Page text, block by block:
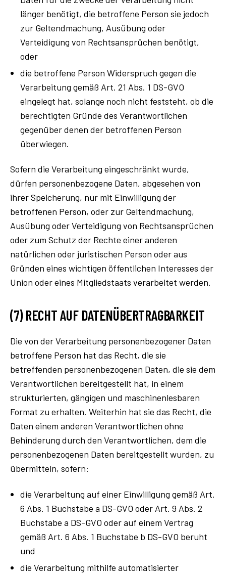
länger benötigt, die betroffene Person sie jedoch
zur Geltendmachung, Ausübung oder
Verteidigung von Rechtsansprüchen benötigt,
oder
die betroffene Person Widerspruch gegen die
Verarbeitung gemäß Art. 21 Abs. 1 DS-GVO
eingelegt hat, solange noch nicht feststeht, ob die
berechtigten Gründe des Verantwortlichen
gegenüber denen der betroffenen Person
überwiegen.
Sofern die Verarbeitung eingeschränkt wurde,
dürfen personenbezogene Daten, abgesehen von
ihrer Speicherung, nur mit Einwilligung der
betroffenen Person, oder zur Geltendmachung,
Ausübung oder Verteidigung von Rechtsansprüchen
oder zum Schutz der Rechte einer anderen
natürlichen oder juristischen Person oder aus
Gründen eines wichtigen öffentlichen Interesses der
Union oder eines Mitgliedstaats verarbeitet werden.
(7) RECHT AUF DATENÜBERTRAGBARKEIT
Die von der Verarbeitung personenbezogener Daten
betroffene Person hat das Recht, die sie
betreffenden personenbezogenen Daten, die sie dem
Verantwortlichen bereitgestellt hat, in einem
strukturierten, gängigen und maschinenlesbaren
Format zu erhalten. Weiterhin hat sie das Recht, die
Daten einem anderen Verantwortlichen ohne
Behinderung durch den Verantwortlichen, dem die
personenbezogenen Daten bereitgestellt wurden, zu
übermitteln, sofern:
die Verarbeitung auf einer Einwilligung gemäß Art.
6 Abs. 1 Buchstabe a DS-GVO oder Art. 9 Abs. 2
Buchstabe a DS-GVO oder auf einem Vertrag
gemäß Art. 6 Abs. 1 Buchstabe b DS-GVO beruht
und
die Verarbeitung mithilfe automatisierter